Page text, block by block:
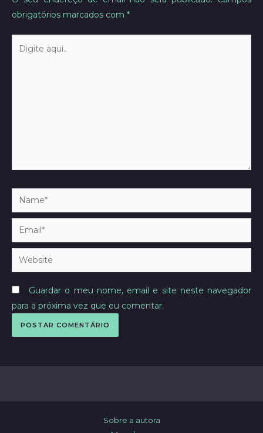
obrigatórios marcados com *
aqui..
Name*
Email*
Website
Guardar o meu nome, email e site neste navegador
para a próxima vez que eu comentar.
Sobre a autora